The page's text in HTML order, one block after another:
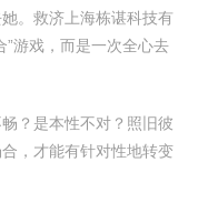
。救济上海栋谌科技有
”游戏，而是一次全心去
？是本性不对？照旧彼
，才能有针对性地转变